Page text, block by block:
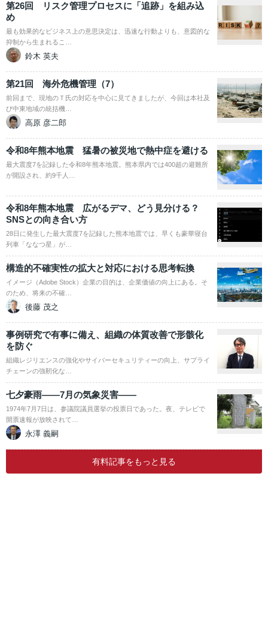
第26回 リスク管理プロセスに「追跡」を組み込
め
最も効果的なビジネス上の意思決定は、迅速な行動よりも、意図的な
抑制から生まれるこ…
鈴木 英夫
第21回 海外危機管理（7）
前回まで、現地のＴ氏の対応を中心に見てきましたが、今回は本社及
び中東地域の統括機…
高原 彦二郎
令和8年熊本地震 猛暑の被災地で熱中症を避ける
最大震度7を記録した令和8年熊本地震。熊本県内では400超の避難所
が開設され、約9千人…
令和8年熊本地震 広がるデマ、どう見分ける？
SNSとの向き合い方
28日に発生した最大震度7を記録した熊本地震では、早くも豪華寝台
列車「ななつ星」が…
構造的不確実性の拡大と対応における思考転換
イメージ（Adobe Stock）企業の目的は、企業価値の向上にある。そ
のため、将来の不確…
後藤 茂之
事例研究で有事に備え、組織の体質改善で形骸化
を防ぐ
組織レジリエンスの強化やサイバーセキュリティーの向上、サプライ
チェーンの強靭化な…
七夕豪雨――7月の気象災害――
1974年7月7日は、参議院議員選挙の投票日であった。夜、テレビで
開票速報が放映されて…
永澤 義嗣
有料記事をもっと見る